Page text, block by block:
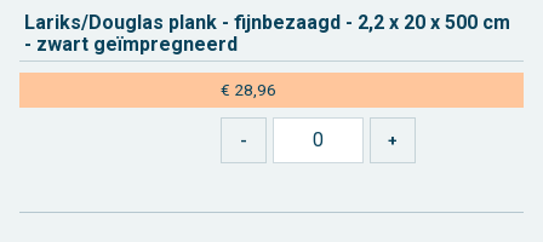
La­riks/Dou­g­las plank - fijn­be­zaagd - 2,2 x 20 x 500 cm
- zwart geïmpreg­neerd
€ 28,96